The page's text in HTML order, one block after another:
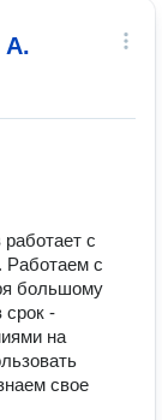
А.
с
Работаем с
большому
срок -
на
свое